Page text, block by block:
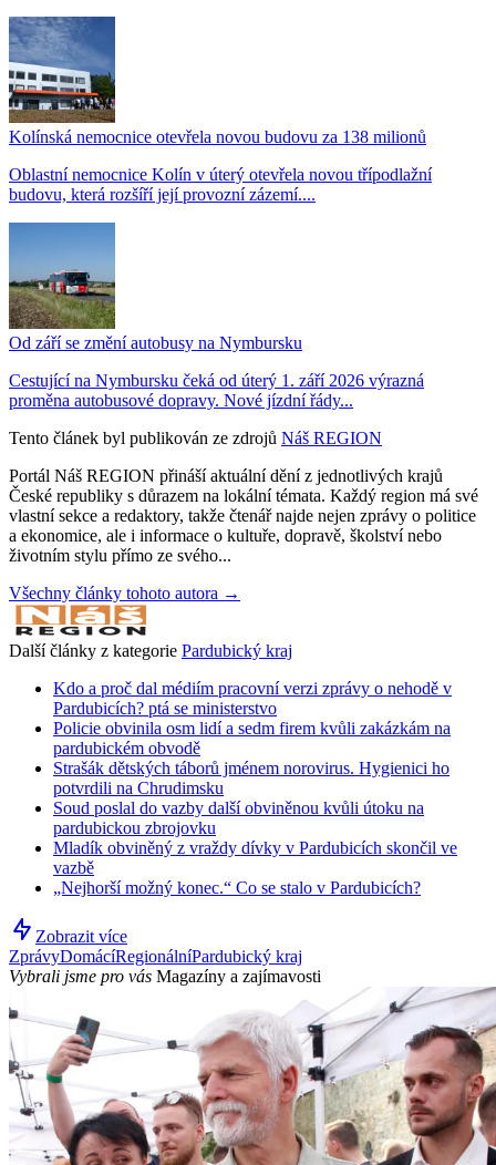
Kolínská nemocnice otevřela novou budovu za 138 milionů
Oblastní nemocnice Kolín v úterý otevřela novou třípodlažní
budovu, která rozšíří její provozní zázemí....
Od září se změní autobusy na Nymbursku
Cestující na Nymbursku čeká od úterý 1. září 2026 výrazná
proměna autobusové dopravy. Nové jízdní řády...
Tento článek byl publikován ze zdrojů Náš REGION
Portál Náš REGION přináší aktuální dění z jednotlivých krajů
České republiky s důrazem na lokální témata. Každý region má své
vlastní sekce a redaktory, takže čtenář najde nejen zprávy o politice
a ekonomice, ale i informace o kultuře, dopravě, školství nebo
životním stylu přímo ze svého...
Všechny články tohoto autora →
Další články z kategorie Pardubický kraj
Kdo a proč dal médiím pracovní verzi zprávy o nehodě v
Pardubicích? ptá se ministerstvo
Policie obvinila osm lidí a sedm firem kvůli zakázkám na
pardubickém obvodě
Strašák dětských táborů jménem norovirus. Hygienici ho
potvrdili na Chrudimsku
Soud poslal do vazby další obviněnou kvůli útoku na
pardubickou zbrojovku
Mladík obviněný z vraždy dívky v Pardubicích skončil ve
vazbě
„Nejhorší možný konec.“ Co se stalo v Pardubicích?
Zobrazit více
ZprávyDomácíRegionálníPardubický kraj
Vybrali jsme pro vás Magazíny a zajímavosti